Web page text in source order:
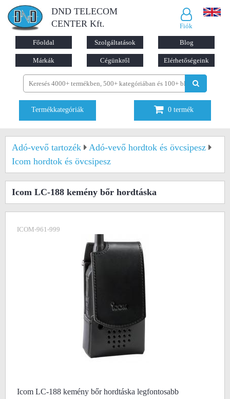
DND TELECOM
CENTER Kft.
Fiók
Főoldal Szolgáltatások Blog
Márkák Cégünkről Elérhetőségeink
Termékkategóriák 0 termék
Adó-vevő tartozék
Adó-vevő hordtok és övcsipesz
Icom hordtok és övcsipesz
Icom LC-188 kemény bőr hordtáska
ICOM-961-999
Icom LC-188 kemény bőr hordtáska legfontosabb